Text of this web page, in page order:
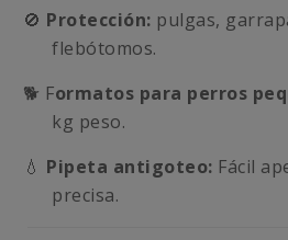
🚫 Protección: pulgas,
flebótomos.
🐕 Formatos para perros
kg peso.
💧 Pipeta antigoteo: Fácil
precisa.